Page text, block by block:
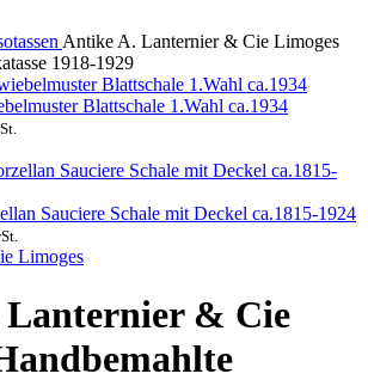
Antike A. Lanternier & Cie Limoges
1918-1929
Blattschale 1.Wahl ca.1934
Sauciere Schale mit Deckel ca.1815-1924
& Cie